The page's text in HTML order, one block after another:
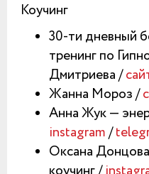
Коучинг
30-ти дневный
тренинг по
Дмитриева /
Жанна Мороз /
Анна Жук —
instagram/
Оксана